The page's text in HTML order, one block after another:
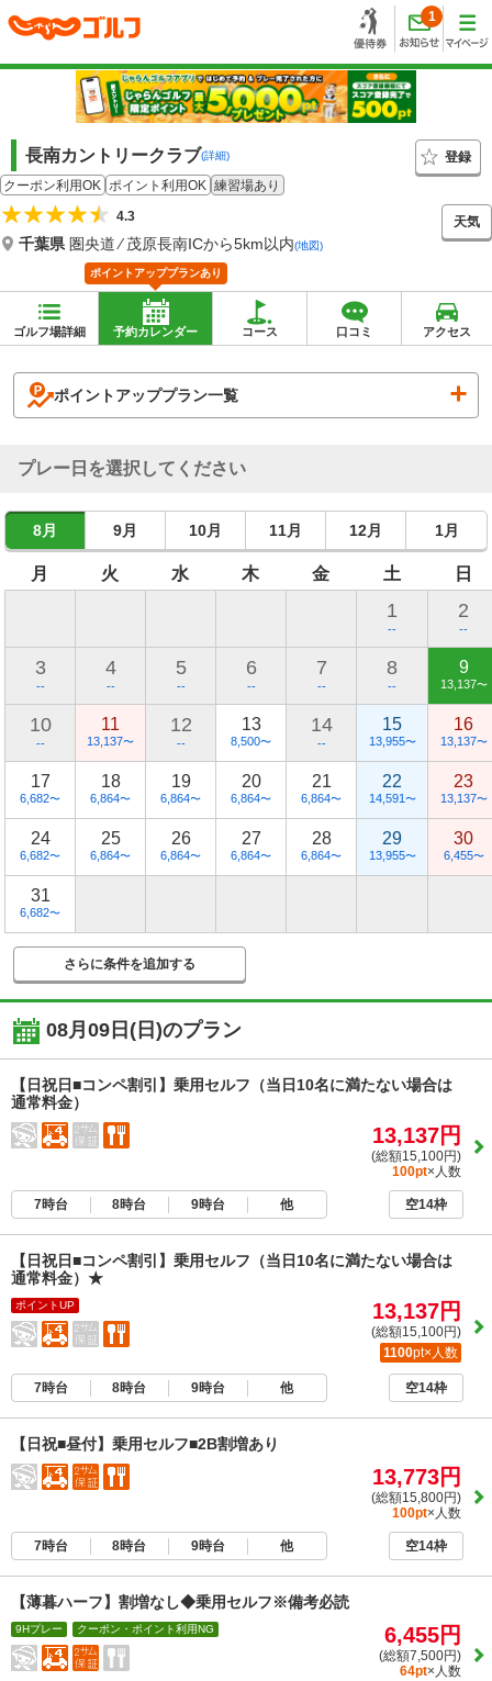
1
長南カントリークラブ(詳細)
登録
クーポン利用OK ポイント利用OK 練習場あり
4.3
千葉県 圏央道 ⁄ 茂原長南ICから5km以内(地図)
天気
ゴルフ場詳細 予約カレンダー
ポイントアッププランあり
コース 口コミ アクセス
ポイントアッププラン一覧
プレー日を選択してください
8月 9月 10月 11月 12月 1月
月 火 水 木 金 土 日
1
--
2
--
3
--
4
--
5
--
6
--
7
--
8
--
9
13,137〜
10
--
11
13,137〜
12
--
13
8,500〜
14
--
15
13,955〜
16
13,137〜
17
6,682〜
18
6,864〜
19
6,864〜
20
6,864〜
21
6,864〜
22
14,591〜
23
13,137〜
24
6,682〜
25
6,864〜
26
6,864〜
27
6,864〜
28
6,864〜
29
13,955〜
30
6,455〜
31
6,682〜
さらに条件を追加する
08月09日(日)のプラン
【日祝日■コンペ割引】乗用セルフ（当日10名に満たない場合は
通常料金）
13,137円
(総額15,100円)
100pt×人数
7時台 8時台 9時台 他 空14枠
【日祝日■コンペ割引】乗用セルフ（当日10名に満たない場合は
通常料金）★
ポイントUP 13,137円
(総額15,100円)
1100pt×人数
7時台 8時台 9時台 他 空14枠
【日祝■昼付】乗用セルフ■2B割増あり
13,773円
(総額15,800円)
100pt×人数
7時台 8時台 9時台 他 空14枠
【薄暮ハーフ】割増なし◆乗用セルフ※備考必読
9Hプレー クーポン・ポイント利用NG 6,455円
(総額7,500円)
64pt×人数